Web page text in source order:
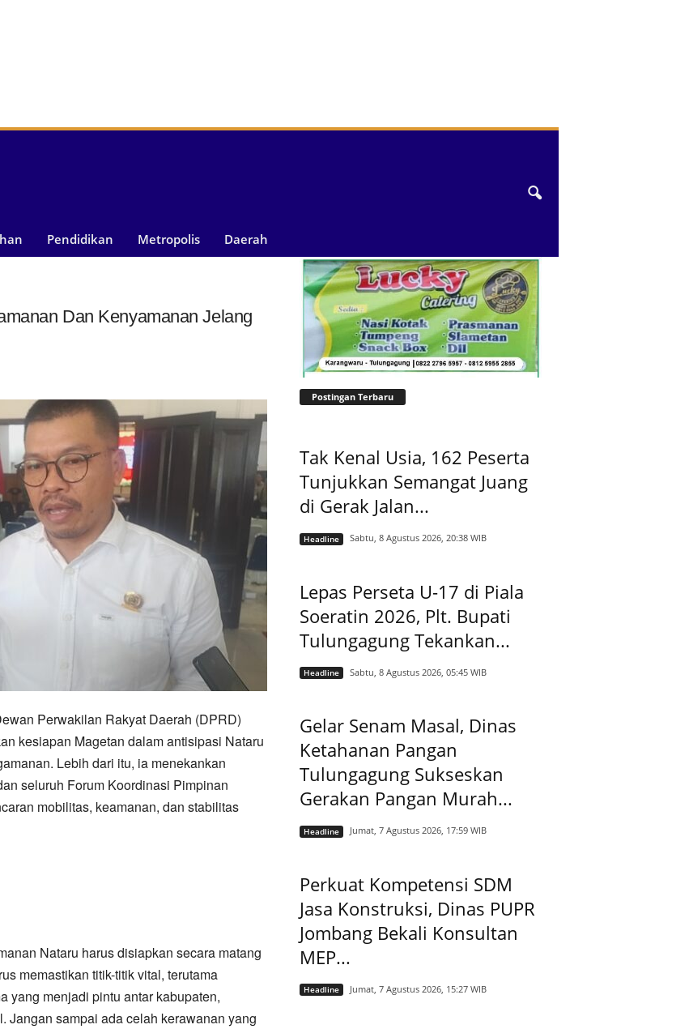
Pendidikan Metropolis Daerah
Dan Kenyamanan Jelang
Perwakilan Rakyat Daerah (DPRD)
kesiapan Magetan dalam antisipasi Nataru
Lebih dari itu, ia menekankan
seluruh Forum Koordinasi Pimpinan
mobilitas, keamanan, dan stabilitas
Nataru harus disiapkan secara matang
memastikan titik-titik vital, terutama
yang menjadi pintu antar kabupaten,
Jangan sampai ada celah kerawanan yang
Postingan Terbaru
Tak Kenal Usia, 162 Peserta
Tunjukkan Semangat Juang
di Gerak Jalan...
Headline Sabtu, 8 Agustus 2026, 20:38 WIB
Lepas Perseta U-17 di Piala
Soeratin 2026, Plt. Bupati
Tulungagung Tekankan...
Headline Sabtu, 8 Agustus 2026, 05:45 WIB
Gelar Senam Masal, Dinas
Ketahanan Pangan
Tulungagung Sukseskan
Gerakan Pangan Murah...
Headline Jumat, 7 Agustus 2026, 17:59 WIB
Perkuat Kompetensi SDM
Jasa Konstruksi, Dinas PUPR
Jombang Bekali Konsultan
MEP...
Headline Jumat, 7 Agustus 2026, 15:27 WIB